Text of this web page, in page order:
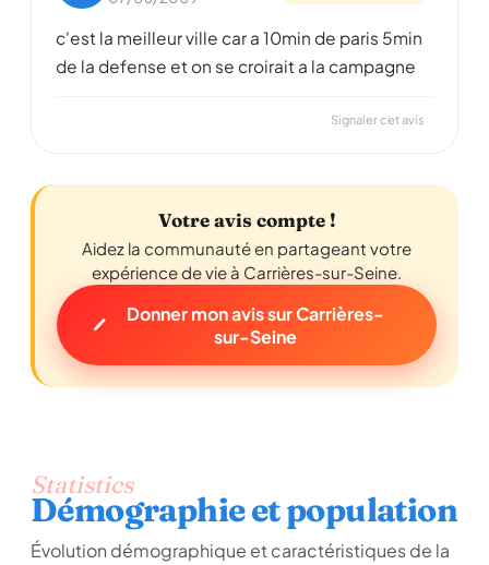
c'est la meilleur ville car a 10min de paris 5min
de la defense et on se croirait a la campagne
Signaler cet avis
Votre avis compte !
Aidez la communauté en partageant votre
expérience de vie à Carrières-sur-Seine.
Donner mon avis sur Carrières-
sur-Seine
Statistics
Démographie et population
Évolution démographique et caractéristiques de la